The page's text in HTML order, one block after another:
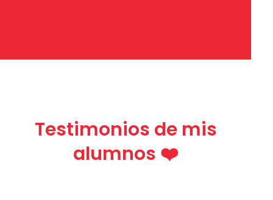
Testimonios de mis
alumnos ❤️